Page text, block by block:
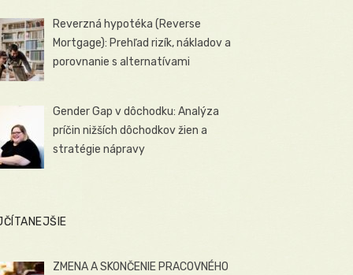
Reverzná hypotéka (Reverse
Mortgage): Prehľad rizík, nákladov a
porovnanie s alternatívami
Gender Gap v dôchodku: Analýza
príčin nižších dôchodkov žien a
stratégie nápravy
ZMENA A SKONČENIE PRACOVNÉHO